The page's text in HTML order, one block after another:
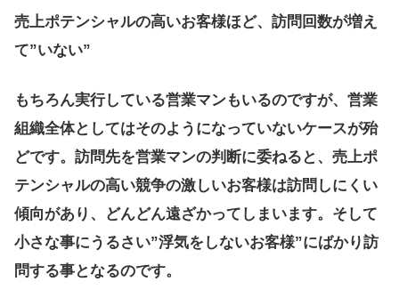
売上ポテンシャルの高いお客様ほど、訪問回数が増え
て”いない”
もちろん実行している営業マンもいるのですが、営業
組織全体としてはそのようになっていないケースが殆
どです。訪問先を営業マンの判断に委ねると、売上ポ
テンシャルの高い競争の激しいお客様は訪問しにくい
傾向があり、どんどん遠ざかってしまいます。そして
小さな事にうるさい”浮気をしないお客様”にばかり訪
問する事となるのです。